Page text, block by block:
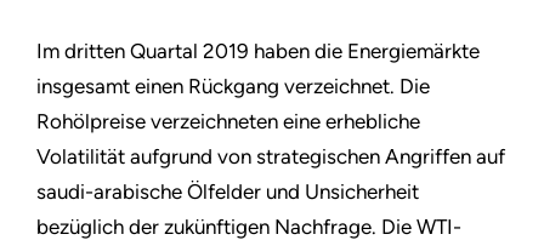
Im dritten Quartal 2019 haben die Energiemärkte
insgesamt einen Rückgang verzeichnet. Die
Rohölpreise verzeichneten eine erhebliche
Volatilität aufgrund von strategischen Angriffen auf
saudi-arabische Ölfelder und Unsicherheit
bezüglich der zukünftigen Nachfrage. Die WTI-